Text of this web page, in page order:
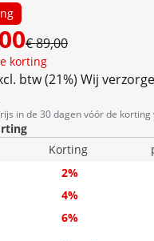
€ 89,00
korting
btw (21%) Wij
in de 30 dagen vóór de korting
Korting
2%
4%
6%